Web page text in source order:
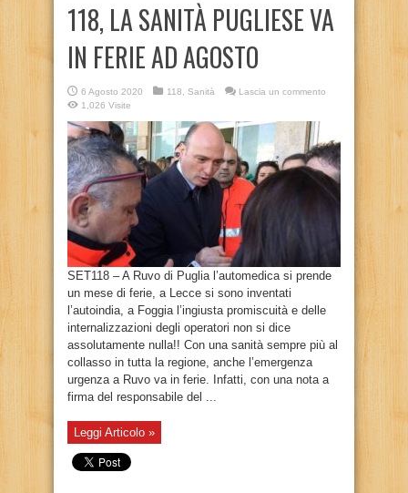
118, LA SANITÀ PUGLIESE VA
IN FERIE AD AGOSTO
6 Agosto 2020 118 Sanità
Lascia un commento
1,026 Visite
SET118 – A Ruvo di Puglia l’automedica si prende
un mese di ferie, a Lecce si sono inventati
l’autoindia, a Foggia l’ingiusta promiscuità e delle
internalizzazioni degli operatori non si dice
assolutamente nulla!! Con una sanità sempre più al
collasso in tutta la regione, anche l’emergenza
urgenza a Ruvo va in ferie. Infatti, con una nota a
firma del responsabile del ...
Leggi Articolo »